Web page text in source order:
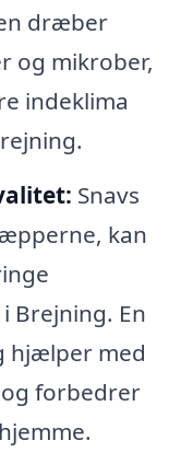
dræber
og mikrober,
indeklima
Snavs
kan
Brejning. En
hjælper med
forbedrer